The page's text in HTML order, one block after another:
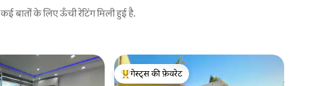
बातों के लिए ऊँची रेटिंग मिली हुई है.
गेस्ट्स का टॉप फ़ेवरेट
गेस्ट्स की फ़ेवरेट